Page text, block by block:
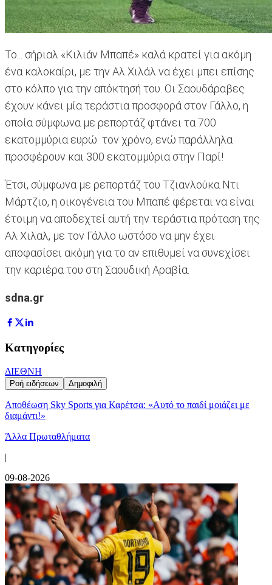
Το... σήριαλ «Κιλιάν Μπαπέ» καλά κρατεί για ακόμη
ένα καλοκαίρι, με την Αλ Χιλάλ να έχει μπει επίσης
στο κόλπο για την απόκτησή του. Οι Σαουδάραβες
έχουν κάνει μία τεράστια προσφορά στον Γάλλο, η
οποία σύμφωνα με ρεπορτάζ φτάνει τα 700
εκατομμύρια ευρώ τον χρόνο, ενώ παράλληλα
προσφέρουν και 300 εκατομμύρια στην Παρί!
Έτσι, σύμφωνα με ρεπορτάζ του Τζιανλούκα Ντι
Μάρτζιο, η οικογένεια του Μπαπέ φέρεται να είναι
έτοιμη να αποδεχτεί αυτή την τεράστια πρόταση της
Αλ Χιλαλ, με τον Γάλλο ωστόσο να μην έχει
αποφασίσει ακόμη για το αν επιθυμεί να συνεχίσει
την καριέρα του στη Σαουδική Αραβία.
sdna.gr
Κατηγορίες
ΔΙΕΘΝΗ
Ροή ειδήσεων Δημοφιλή
Αποθέωση Sky Sports για Καρέτσα: «Αυτό το παιδί μοιάζει με
διαμάντι!»
Άλλα Πρωταθλήματα
|
09-08-2026